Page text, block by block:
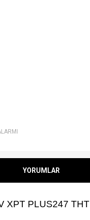
YORUMLAR
XPT PLUS247 THT